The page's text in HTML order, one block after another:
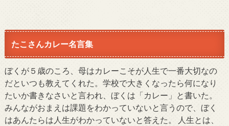
たこさんカレー名言集
ぼくが５歳のころ、母はカレーこそが人生で一番大切なの
だといつも教えてくれた。学校で大きくなったら何になり
たいか書きなさいと言われ、ぼくは「カレー」と書いた。
みんながおまえは課題をわかっていないと言うので、ぼく
はあんたらは人生がわかっていないと答えた。 人生とは、